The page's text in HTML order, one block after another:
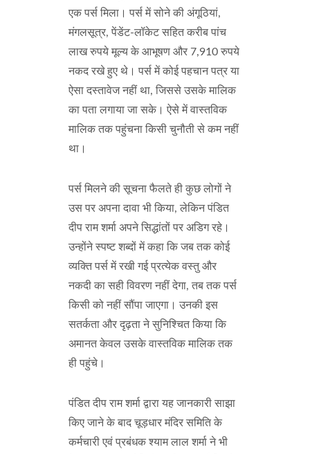
एक पर्स मिला। पर्स में सोने की अंगूठियां,
मंगलसूत्र, पेंडेंट-लॉकेट सहित करीब पांच
लाख रुपये मूल्य के आभूषण और 7,910 रुपये
नकद रखे हुए थे। पर्स में कोई पहचान पत्र या
ऐसा दस्तावेज नहीं था, जिससे उसके मालिक
का पता लगाया जा सके। ऐसे में वास्तविक
मालिक तक पहुंचना किसी चुनौती से कम नहीं
था।
पर्स मिलने की सूचना फैलते ही कुछ लोगों ने
उस पर अपना दावा भी किया, लेकिन पंडित
दीप राम शर्मा अपने सिद्धांतों पर अडिग रहे।
उन्होंने स्पष्ट शब्दों में कहा कि जब तक कोई
व्यक्ति पर्स में रखी गई प्रत्येक वस्तु और
नकदी का सही विवरण नहीं देगा, तब तक पर्स
किसी को नहीं सौंपा जाएगा। उनकी इस
सतर्कता और दृढ़ता ने सुनिश्चित किया कि
अमानत केवल उसके वास्तविक मालिक तक
ही पहुंचे।
पंडित दीप राम शर्मा द्वारा यह जानकारी साझा
किए जाने के बाद चूड़धार मंदिर समिति के
कर्मचारी एवं प्रबंधक श्याम लाल शर्मा ने भी